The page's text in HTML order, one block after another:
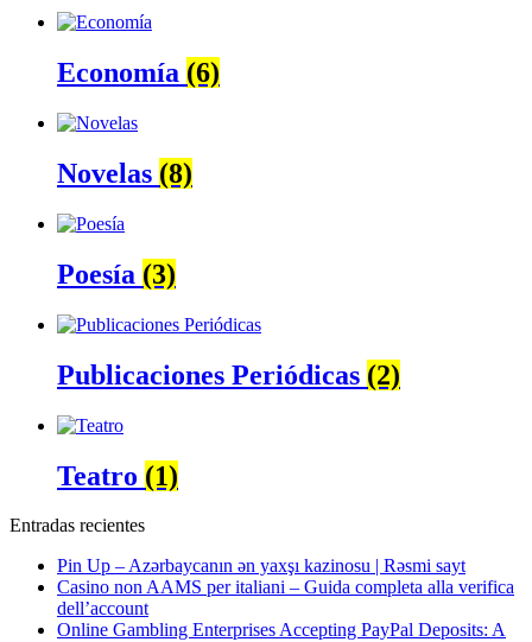
Economía (6)
Novelas (8)
Poesía (3)
Publicaciones Periódicas (2)
Teatro (1)
Entradas recientes
Pin Up – Azərbaycanın ən yaxşı kazinosu | Rəsmi sayt
Casino non AAMS per italiani – Guida completa alla verifica
dell’account
Online Gambling Enterprises Accepting PayPal Deposits: A